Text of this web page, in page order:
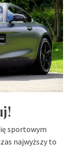
sportowym
najwyższy to